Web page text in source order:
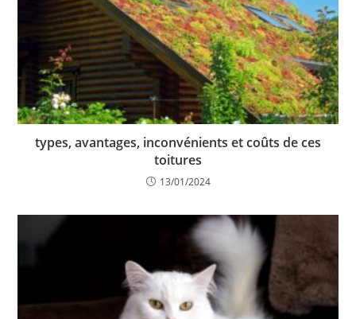
types, avantages, inconvénients et coûts de ces
toitures
13/01/2024